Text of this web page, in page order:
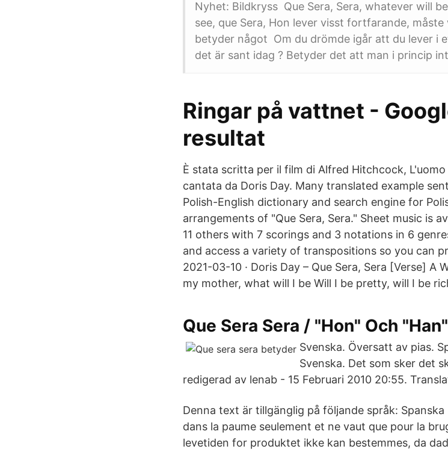
Nyhet: Bildkryss Que Sera, Sera, whatever will
see, que Sera, Hon lever visst fortfarande,
betyder något Om du drömde igår att du lever i
det är sant idag ? Betyder det att man i princip
Ringar på vattnet -
resultat
È stata scritta per il film di Alfred Hitchcock,
cantata da Doris Day. Many translated example
Polish-English dictionary and search engine for
arrangements of "Que Sera, Sera." Sheet music is
11 others with 7 scorings and 3 notations in 6
and access a variety of transpositions so you can
2021-03-10 · Doris Day – Que Sera, Sera [Verse] A
my mother, what will I be Will I be pretty, will I be
Que Sera Sera / "Hon" Och
Svenska. Översatt av pias.
Svenska. Det som sker det
redigerad av lenab - 15 Februari 2010 20:55.
Denna text är tillgänglig på följande språk:
dans la paume seulement et ne vaut que pour la
levetiden for produktet ikke kan bestemmes, da